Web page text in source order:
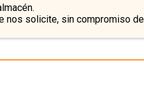
nos solicite, sin compromiso